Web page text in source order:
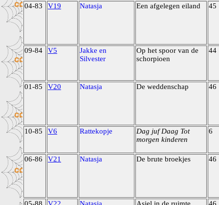
04-83 V19 Natasja Een afgelegen eiland 45
09-84 V5
Jakke en
Silvester
Op het spoor van de
schorpioen
44
01-85 V20 Natasja De weddenschap 46
10-85 V6 Rattekopje
Dag juf Daag Tot
morgen kinderen
6
06-86 V21 Natasja De brute broekjes 46